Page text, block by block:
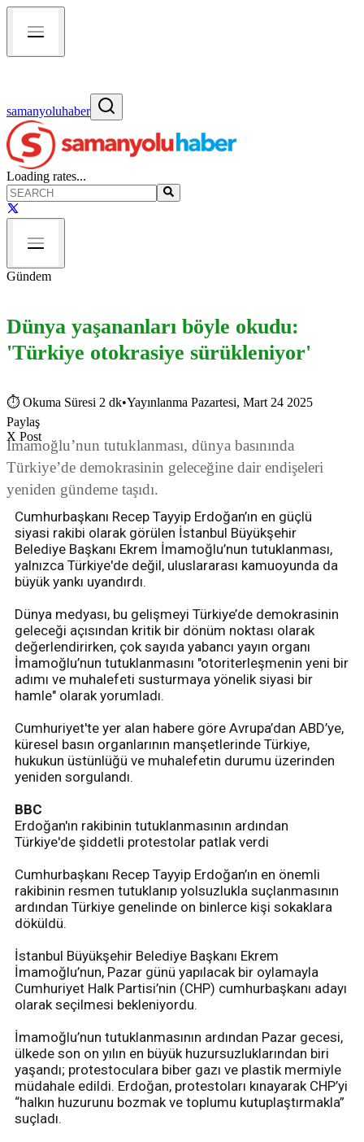
samanyoluhaber
Loading rates...
Gündem
Dünya yaşananları böyle okudu:
'Türkiye otokrasiye sürükleniyor'
⏱ Okuma Süresi 2 dk•Yayınlanma Pazartesi, Mart 24 2025
Paylaş
X Post
İmamoğlu’nun tutuklanması, dünya basınında
Türkiye’de demokrasinin geleceğine dair endişeleri
yeniden gündeme taşıdı.
Cumhurbaşkanı Recep Tayyip Erdoğan’ın en güçlü
siyasi rakibi olarak görülen İstanbul Büyükşehir
Belediye Başkanı Ekrem İmamoğlu’nun tutuklanması,
yalnızca Türkiye'de değil, uluslararası kamuoyunda da
büyük yankı uyandırdı.
Dünya medyası, bu gelişmeyi Türkiye’de demokrasinin
geleceği açısından kritik bir dönüm noktası olarak
değerlendirirken, çok sayıda yabancı yayın organı
İmamoğlu’nun tutuklanmasını "otoriterleşmenin yeni bir
adımı ve muhalefeti susturmaya yönelik siyasi bir
hamle" olarak yorumladı.
Cumhuriyet'te yer alan habere göre Avrupa’dan ABD’ye,
küresel basın organlarının manşetlerinde Türkiye,
hukukun üstünlüğü ve muhalefetin durumu üzerinden
yeniden sorgulandı.
BBC
Erdoğan'ın rakibinin tutuklanmasının ardından
Türkiye'de şiddetli protestolar patlak verdi
Cumhurbaşkanı Recep Tayyip Erdoğan’ın en önemli
rakibinin resmen tutuklanıp yolsuzlukla suçlanmasının
ardından Türkiye genelinde on binlerce kişi sokaklara
döküldü.
İstanbul Büyükşehir Belediye Başkanı Ekrem
İmamoğlu’nun, Pazar günü yapılacak bir oylamayla
Cumhuriyet Halk Partisi’nin (CHP) cumhurbaşkanı adayı
olarak seçilmesi bekleniyordu.
İmamoğlu’nun tutuklanmasının ardından Pazar gecesi,
ülkede son on yılın en büyük huzursuzluklarından biri
yaşandı; protestoculara biber gazı ve plastik mermiyle
müdahale edildi. Erdoğan, protestoları kınayarak CHP’yi
“halkın huzurunu bozmak ve toplumu kutuplaştırmakla”
suçladı.